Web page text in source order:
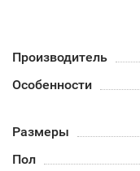
Производитель
Особенности
Размеры
Пол